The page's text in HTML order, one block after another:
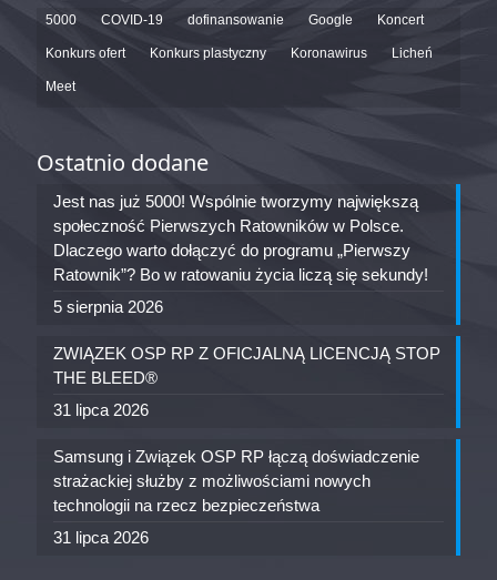
5000 COVID-19 dofinansowanie Google Koncert
Konkurs ofert Konkurs plastyczny Koronawirus Licheń
Meet
Ostatnio dodane
Jest nas już 5000! Wspólnie tworzymy największą
społeczność Pierwszych Ratowników w Polsce.
Dlaczego warto dołączyć do programu „Pierwszy
Ratownik”? Bo w ratowaniu życia liczą się sekundy!
5 sierpnia 2026
ZWIĄZEK OSP RP Z OFICJALNĄ LICENCJĄ STOP
THE BLEED®
31 lipca 2026
Samsung i Związek OSP RP łączą doświadczenie
strażackiej służby z możliwościami nowych
technologii na rzecz bezpieczeństwa
31 lipca 2026